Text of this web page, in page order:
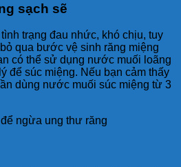
sạch sẽ
trạng đau nhức, khó chịu, tuy
qua bước vệ sinh răng miệng
có thể sử dụng nước muối loãng
để súc miệng. Nếu bạn cảm thấy
dùng nước muối súc miệng từ 3